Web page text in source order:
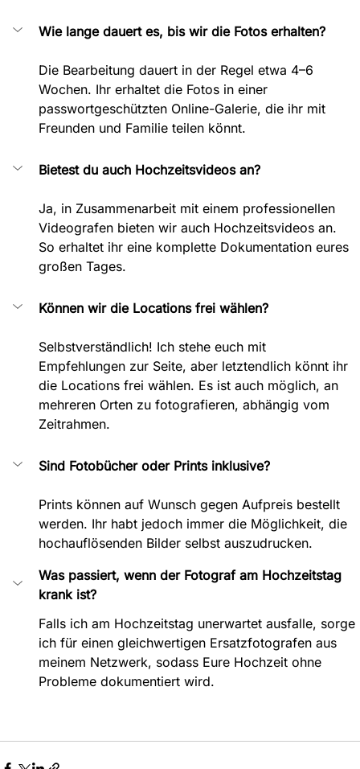
Wie lange dauert es, bis wir die Fotos erhalten?
Die Bearbeitung dauert in der Regel etwa 4–6
Wochen. Ihr erhaltet die Fotos in einer
passwortgeschützten Online-Galerie, die ihr mit
Freunden und Familie teilen könnt.
Bietest du auch Hochzeitsvideos an?
Ja, in Zusammenarbeit mit einem professionellen
Videografen bieten wir auch Hochzeitsvideos an.
So erhaltet ihr eine komplette Dokumentation eures
großen Tages.
Können wir die Locations frei wählen?
Selbstverständlich! Ich stehe euch mit
Empfehlungen zur Seite, aber letztendlich könnt ihr
die Locations frei wählen. Es ist auch möglich, an
mehreren Orten zu fotografieren, abhängig vom
Zeitrahmen.
Sind Fotobücher oder Prints inklusive?
Prints können auf Wunsch gegen Aufpreis bestellt
werden. Ihr habt jedoch immer die Möglichkeit, die
hochauflösenden Bilder selbst auszudrucken.
Was passiert, wenn der Fotograf am Hochzeitstag
krank ist?
Falls ich am Hochzeitstag unerwartet ausfalle, sorge
ich für einen gleichwertigen Ersatzfotografen aus
meinem Netzwerk, sodass Eure Hochzeit ohne
Probleme dokumentiert wird.